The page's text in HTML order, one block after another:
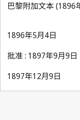
巴黎附加文本 (1896
1896年5月4日
批准 : 1897年9月9日
1897年12月9日